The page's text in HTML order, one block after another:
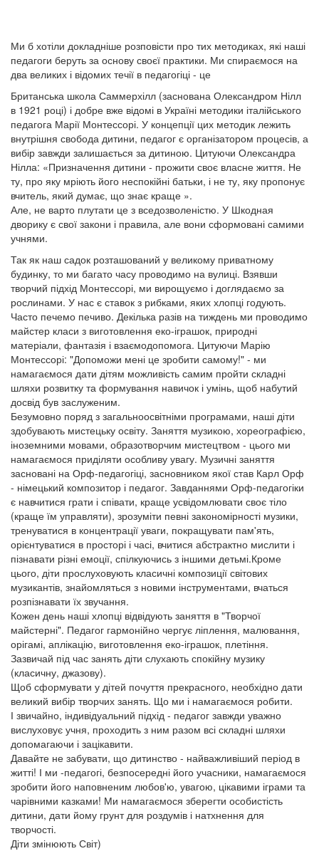
Ми б хотіли докладніше розповісти про тих методиках, які наші
педагоги беруть за основу своєї практики. Ми спираємося на
два великих і відомих течії в педагогіці - це
Британська школа Саммерхілл (заснована Олександром Нілл
в 1921 році) і добре вже відомі в Україні методики італійського
педагога Марії Монтессорі. У концепції цих методик лежить
внутрішня свобода дитини, педагог є організатором процесів, а
вибір завжди залишається за дитиною. Цитуючи Олександра
Нілла: «Призначення дитини - прожити своє власне життя. Не
ту, про яку мріють його неспокійні батьки, і не ту, яку пропонує
вчитель, який думає, що знає краще ».
Але, не варто плутати це з вседозволеністю. У Шкодная
дворику є свої закони і правила, але вони сформовані самими
учнями.
Так як наш садок розташований у великому приватному
будинку, то ми багато часу проводимо на вулиці. Взявши
творчий підхід Монтессорі, ми вирощуємо і доглядаємо за
рослинами. У нас є ставок з рибками, яких хлопці годують.
Часто печемо печиво. Декілька разів на тиждень ми проводимо
майстер класи з виготовлення еко-іграшок, природні
матеріали, фантазія і взаємодопомога. Цитуючи Марію
Монтессорі: "Допоможи мені це зробити самому!" - ми
намагаємося дати дітям можливість самим пройти складні
шляхи розвитку та формування навичок і умінь, щоб набутий
досвід був заслуженим.
Безумовно поряд з загальноосвітніми програмами, наші діти
здобувають мистецьку освіту. Заняття музикою, хореографією,
іноземними мовами, образотворчим мистецтвом - цього ми
намагаємося приділяти особливу увагу. Музичні заняття
засновані на Орф-педагогіці, засновником якої став Карл Орф
- німецький композитор і педагог. Завданнями Орф-педагогіки
є навчитися грати і співати, краще усвідомлювати своє тіло
(краще їм управляти), зрозуміти певні закономірності музики,
тренуватися в концентрації уваги, покращувати пам'ять,
орієнтуватися в просторі і часі, вчитися абстрактно мислити і
пізнавати різні емоції, спілкуючись з іншими детьмі.Кроме
цього, діти прослуховують класичні композиції світових
музикантів, знайомляться з новими інструментами, вчаться
розпізнавати їх звучання.
Кожен день наші хлопці відвідують заняття в "Творчої
майстерні". Педагог гармонійно чергує ліплення, малювання,
орігамі, аплікацію, виготовлення еко-іграшок, плетіння.
Зазвичай під час занять діти слухають спокійну музику
(класичну, джазову).
Щоб сформувати у дітей почуття прекрасного, необхідно дати
великий вибір творчих занять. Що ми і намагаємося робити.
І звичайно, індивідуальний підхід - педагог завжди уважно
вислуховує учня, проходить з ним разом всі складні шляхи
допомагаючи і зацікавити.
Давайте не забувати, що дитинство - найважливіший період в
житті! І ми -педагогі, безпосередні його учасники, намагаємося
зробити його наповненим любов'ю, увагою, цікавими іграми та
чарівними казками! Ми намагаємося зберегти особистість
дитини, дати йому грунт для роздумів і натхнення для
творчості.
Діти змінюють Світ)